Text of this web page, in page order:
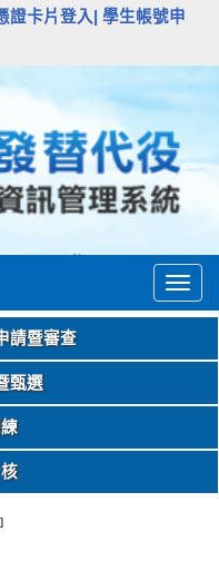
證卡片登入|
學生帳號申
請暨審查
甄選
]